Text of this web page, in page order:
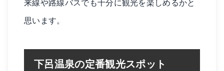
来線や路線バスでも十分に観光を楽しめるかと
思います。
下呂温泉の定番観光スポット